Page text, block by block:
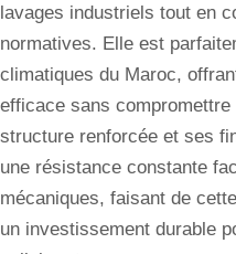
lavages industriels tout en
normatives. Elle est
climatiques du Maroc,
efficace sans
structure renforcée et ses
une résistance constante
mécaniques, faisant de cette
un investissement durable